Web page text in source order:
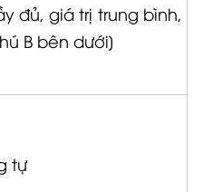
đủ, giá trị trung bình,
B bên dưới]
tự